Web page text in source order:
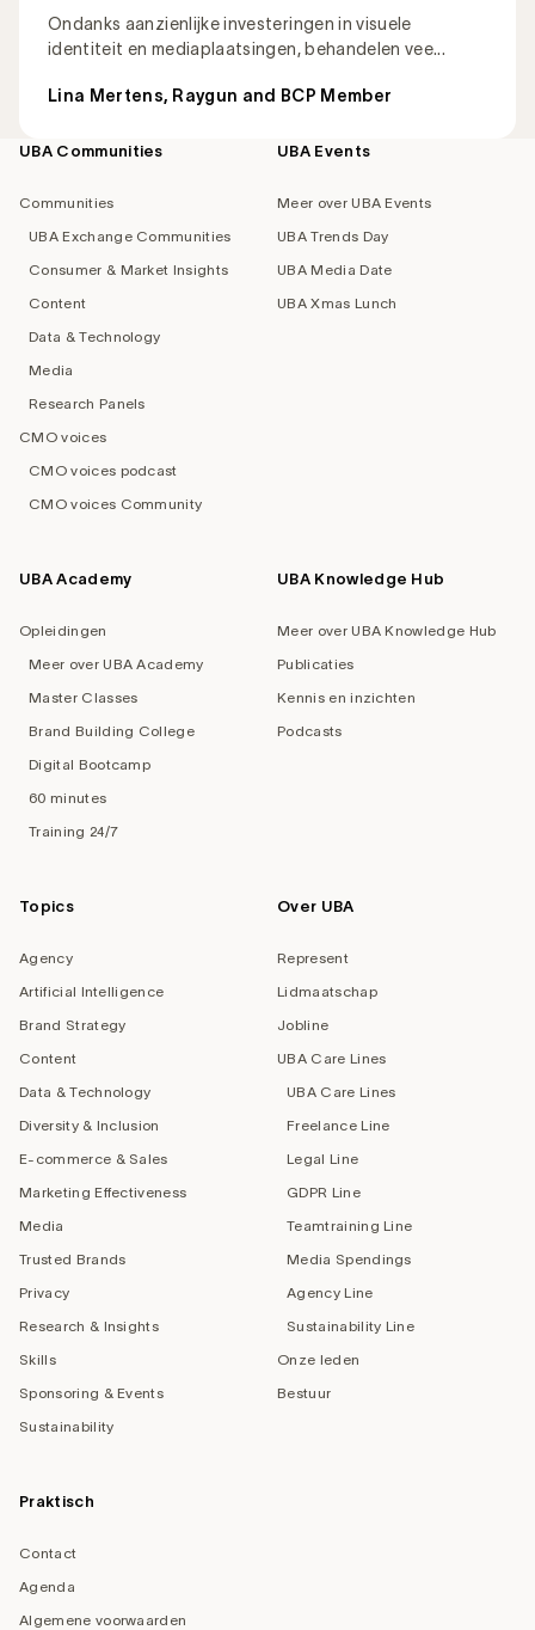
Ondanks aanzienlijke investeringen in visuele
identiteit en mediaplaatsingen, behandelen vee...
Lina Mertens, Raygun and BCP Member
Footer
UBA Communities
Communities
UBA Exchange Communities
Consumer & Market Insights
Content
Data & Technology
Media
Research Panels
CMO voices
CMO voices podcast
CMO voices Community
UBA Events
Meer over UBA Events
UBA Trends Day
UBA Media Date
UBA Xmas Lunch
UBA Academy
Opleidingen
Meer over UBA Academy
Master Classes
Brand Building College
Digital Bootcamp
60 minutes
Training 24/7
UBA Knowledge Hub
Meer over UBA Knowledge Hub
Publicaties
Kennis en inzichten
Podcasts
Topics
Agency
Artificial Intelligence
Brand Strategy
Content
Data & Technology
Diversity & Inclusion
E-commerce & Sales
Marketing Effectiveness
Media
Trusted Brands
Privacy
Research & Insights
Skills
Sponsoring & Events
Sustainability
Over UBA
Represent
Lidmaatschap
Jobline
UBA Care Lines
UBA Care Lines
Freelance Line
Legal Line
GDPR Line
Teamtraining Line
Media Spendings
Agency Line
Sustainability Line
Onze leden
Bestuur
Praktisch
Contact
Agenda
Algemene voorwaarden